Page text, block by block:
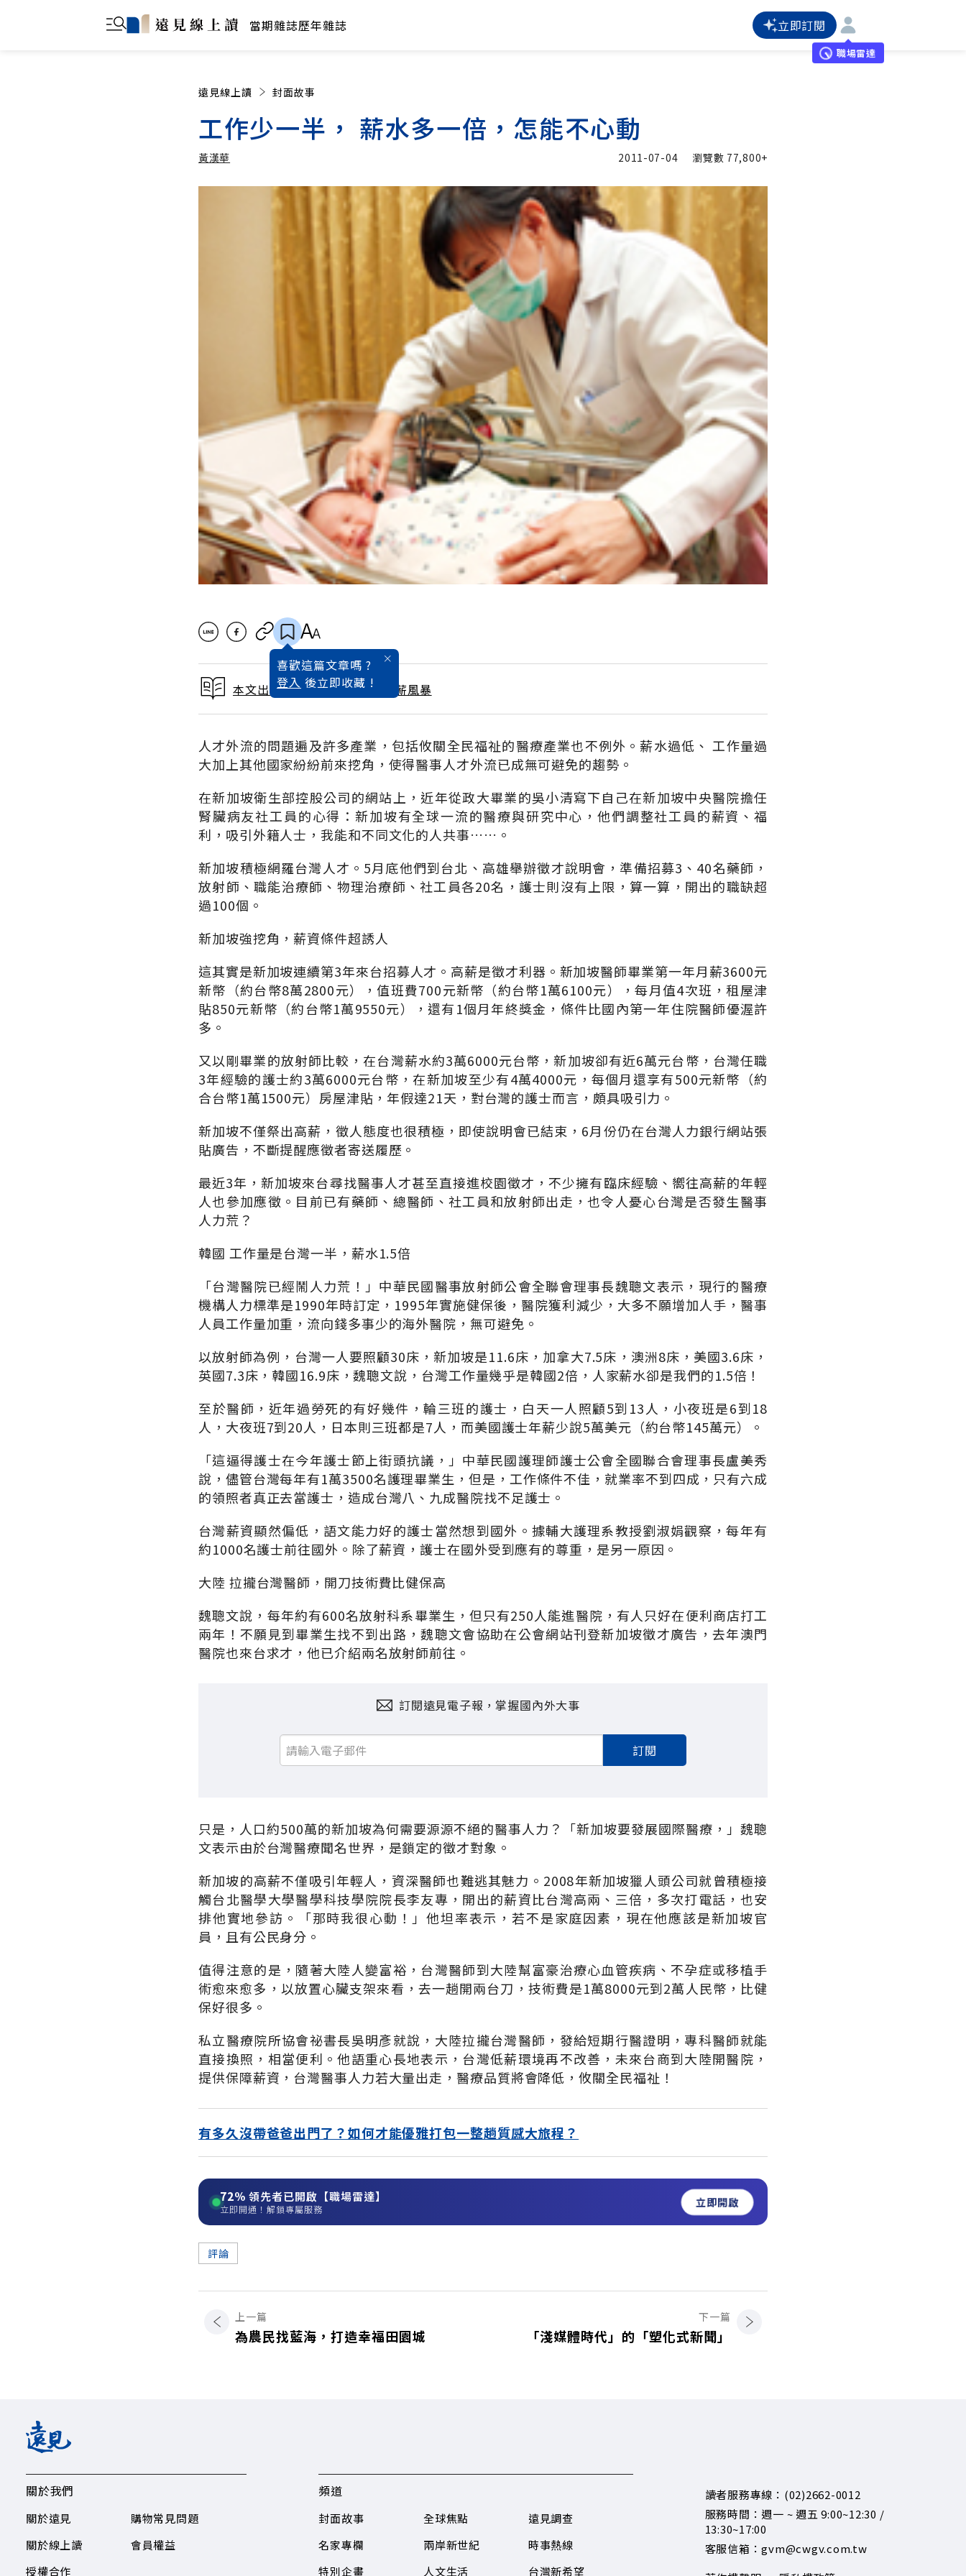
當期雜誌歷年雜誌 立即訂閱
職場雷達
遠見線上讀 封面故事
工作少一半， 薪水多一倍，怎能不心動
黃漢華
黃漢華 加入追蹤
2011-07-04 瀏覽數 77,800+
喜歡這篇文章嗎 ?
登入 後立即收藏 !
本文出自 2011 / 7月號雜誌 低薪風暴
人才外流的問題遍及許多產業，包括攸關全民福祉的醫療產業也不例外。薪水過低、 工作量過
大加上其他國家紛紛前來挖角，使得醫事人才外流已成無可避免的趨勢。
在新加坡衛生部控股公司的網站上，近年從政大畢業的吳小清寫下自己在新加坡中央醫院擔任
腎臟病友社工員的心得：新加坡有全球一流的醫療與研究中心，他們調整社工員的薪資、福
利，吸引外籍人士，我能和不同文化的人共事……。
新加坡積極網羅台灣人才。5月底他們到台北、高雄舉辦徵才說明會，準備招募3、40名藥師，
放射師、職能治療師、物理治療師、社工員各20名，護士則沒有上限，算一算，開出的職缺超
過100個。
新加坡強挖角，薪資條件超誘人
這其實是新加坡連續第3年來台招募人才。高薪是徵才利器。新加坡醫師畢業第一年月薪3600元
新幣（約台幣8萬2800元），值班費700元新幣（約台幣1萬6100元），每月值4次班，租屋津
貼850元新幣（約台幣1萬9550元），還有1個月年終獎金，條件比國內第一年住院醫師優渥許
多。
又以剛畢業的放射師比較，在台灣薪水約3萬6000元台幣，新加坡卻有近6萬元台幣，台灣任職
3年經驗的護士約3萬6000元台幣，在新加坡至少有4萬4000元，每個月還享有500元新幣（約
合台幣1萬1500元）房屋津貼，年假達21天，對台灣的護士而言，頗具吸引力。
新加坡不僅祭出高薪，徵人態度也很積極，即使說明會已結束，6月份仍在台灣人力銀行網站張
貼廣告，不斷提醒應徵者寄送履歷。
最近3年，新加坡來台尋找醫事人才甚至直接進校園徵才，不少擁有臨床經驗、嚮往高薪的年輕
人也參加應徵。目前已有藥師、總醫師、社工員和放射師出走，也令人憂心台灣是否發生醫事
人力荒？
韓國 工作量是台灣一半，薪水1.5倍
「台灣醫院已經鬧人力荒！」中華民國醫事放射師公會全聯會理事長魏聰文表示，現行的醫療
機構人力標準是1990年時訂定，1995年實施健保後，醫院獲利減少，大多不願增加人手，醫事
人員工作量加重，流向錢多事少的海外醫院，無可避免。
以放射師為例，台灣一人要照顧30床，新加坡是11.6床，加拿大7.5床，澳洲8床，美國3.6床，
英國7.3床，韓國16.9床，魏聰文說，台灣工作量幾乎是韓國2倍，人家薪水卻是我們的1.5倍！
至於醫師，近年過勞死的有好幾件，輪三班的護士，白天一人照顧5到13人，小夜班是6到18
人，大夜班7到20人，日本則三班都是7人，而美國護士年薪少說5萬美元（約台幣145萬元）。
「這逼得護士在今年護士節上街頭抗議，」中華民國護理師護士公會全國聯合會理事長盧美秀
說，儘管台灣每年有1萬3500名護理畢業生，但是，工作條件不佳，就業率不到四成，只有六成
的領照者真正去當護士，造成台灣八、九成醫院找不足護士。
台灣薪資顯然偏低，語文能力好的護士當然想到國外。據輔大護理系教授劉淑娟觀察，每年有
約1000名護士前往國外。除了薪資，護士在國外受到應有的尊重，是另一原因。
大陸 拉攏台灣醫師，開刀技術費比健保高
魏聰文說，每年約有600名放射科系畢業生，但只有250人能進醫院，有人只好在便利商店打工
兩年！不願見到畢業生找不到出路，魏聰文會協助在公會網站刊登新加坡徵才廣告，去年澳門
醫院也來台求才，他已介紹兩名放射師前往。
訂閱遠見電子報，掌握國內外大事
訂閱
只是，人口約500萬的新加坡為何需要源源不絕的醫事人力？「新加坡要發展國際醫療，」魏聰
文表示由於台灣醫療聞名世界，是鎖定的徵才對象。
新加坡的高薪不僅吸引年輕人，資深醫師也難逃其魅力。2008年新加坡獵人頭公司就曾積極接
觸台北醫學大學醫學科技學院院長李友專，開出的薪資比台灣高兩、三倍，多次打電話，也安
排他實地參訪。「那時我很心動！」他坦率表示，若不是家庭因素，現在他應該是新加坡官
員，且有公民身分。
值得注意的是，隨著大陸人變富裕，台灣醫師到大陸幫富豪治療心血管疾病、不孕症或移植手
術愈來愈多，以放置心臟支架來看，去一趟開兩台刀，技術費是1萬8000元到2萬人民幣，比健
保好很多。
私立醫療院所協會祕書長吳明彥就說，大陸拉攏台灣醫師，發給短期行醫證明，專科醫師就能
直接換照，相當便利。他語重心長地表示，台灣低薪環境再不改善，未來台商到大陸開醫院，
提供保障薪資，台灣醫事人力若大量出走，醫療品質將會降低，攸關全民福祉！
有多久沒帶爸爸出門了？如何才能優雅打包一整趟質感大旅程？
72% 領先者已開啟【職場雷達】
立即開通！解鎖專屬服務 立即開啟
評論
上一篇
為農民找藍海，打造幸福田園城
下一篇
「淺媒體時代」的「塑化式新聞」
關於我們
關於遠見
關於線上讀
授權合作
購物常見問題
會員權益
頻道
封面故事
名家專欄
特別企畫
全球焦點
兩岸新世紀
人文生活
遠見調查
時事熱線
台灣新希望
讀者服務專線：(02)2662-0012
服務時間：週一 ~ 週五 9:00~12:30 /
13:30~17:00
客服信箱：gvm@cwgv.com.tw